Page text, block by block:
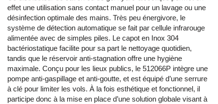
effet une utilisation sans contact manuel pour un lavage ou une
désinfection optimale des mains. Très peu énergivore, le
système de détection automatique se fait par cellule infrarouge
alimentée avec de simples piles. Le capot en Inox 304
bactériostatique facilite pour sa part le nettoyage quotidien,
tandis que le réservoir anti-stagnation offre une hygiène
maximale. Conçu pour les lieux publics, le 512066P intègre une
pompe anti-gaspillage et anti-goutte, et est équipé d’une serrure
à clé pour limiter les vols. À la fois esthétique et fonctionnel, il
participe donc à la mise en place d’une solution globale visant à